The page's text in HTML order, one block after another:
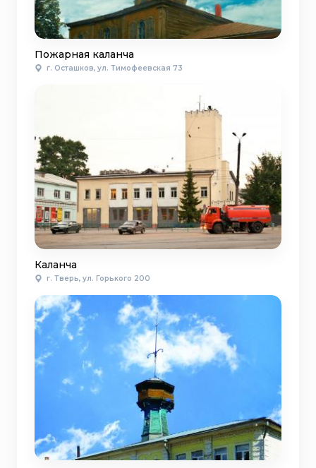
Пожарная каланча
г. Осташков, ул. Тимофеевская 73
Каланча
г. Тверь, ул. Горького 200